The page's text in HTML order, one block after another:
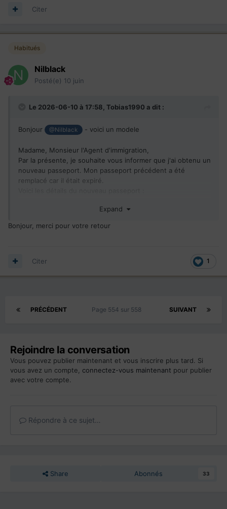
Citer
Habitués
Nilblack
Posté(e) 10 juin
Le 2026-06-10 à 17:58, Tobias1990 a dit :
Bonjour @Nilblack - voici un modele
Madame, Monsieur l'Agent d'immigration,
Par la présente, je souhaite vous informer que j'ai obtenu un
nouveau passeport. Mon passeport précédent a été
remplacé car il était expiré.
Date d'expiration : [Date]
bien vouloir mettre à jour mon dossier d'immigration en
Nom
Expand
Bonjour, merci pour votre retour
1
Citer
PRÉCÉDENT SUIVANT
Page 554 sur 558
Rejoindre la conversation
Vous pouvez publier maintenant et vous inscrire plus tard. Si
vous avez un compte, connectez-vous maintenant pour publier
avec votre compte.
Répondre à ce sujet…
Share Abonnés 33